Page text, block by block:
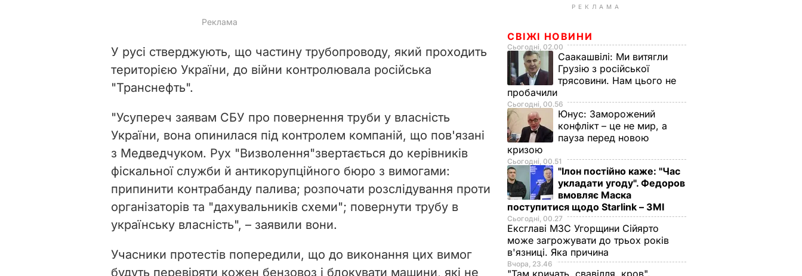
У русі стверджують, що частину трубопроводу, який проходить
територією України, до війни контролювала російська
"Транснефть".
"Усупереч заявам СБУ про повернення труби у власність
України, вона опинилася під контролем компаній, що пов'язані
з Медведчуком. Рух "Визволення"звертається до керівників
фіскальної служби й антикорупційного бюро з вимогами:
припинити контрабанду палива; розпочати розслідування проти
організаторів та "дахувальників схеми"; повернути трубу в
українську власність", – заявили вони.
Учасники протестів попередили, що до виконання цих вимог
будуть перевіряти кожен бензовоз і блокувати машини, які не
РЕКЛАМА
СВІЖІ НОВИНИ
Сьогодні, 02.00
Саакашвілі: Ми витягли
Грузію з російської
трясовини. Нам цього не
пробачили
Сьогодні, 00.56
Юнус: Заморожений
конфлікт – це не мир, а
пауза перед новою
кризою
Сьогодні, 00.51
"Ілон постійно каже: "Час
укладати угоду". Федоров
вмовляє Маска
поступитися щодо Starlink – ЗМІ
Сьогодні, 00.27
Ексглаві МЗС Угорщини Сійярто
може загрожувати до трьох років
в'язниці. Яка причина
Вчора, 23.46
"Там кричать, свавілля, кров".